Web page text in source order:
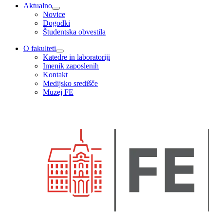
Aktualno
Novice
Dogodki
Študentska obvestila
O fakulteti
Katedre in laboratoriji
Imenik zaposlenih
Kontakt
Medijsko središče
Muzej FE